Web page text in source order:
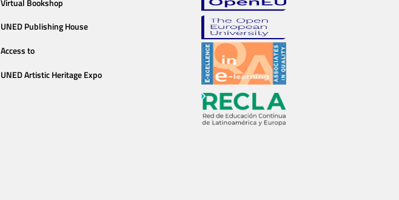
Virtual Bookshop
UNED Publishing House
Access to
UNED Artistic Heritage Expo